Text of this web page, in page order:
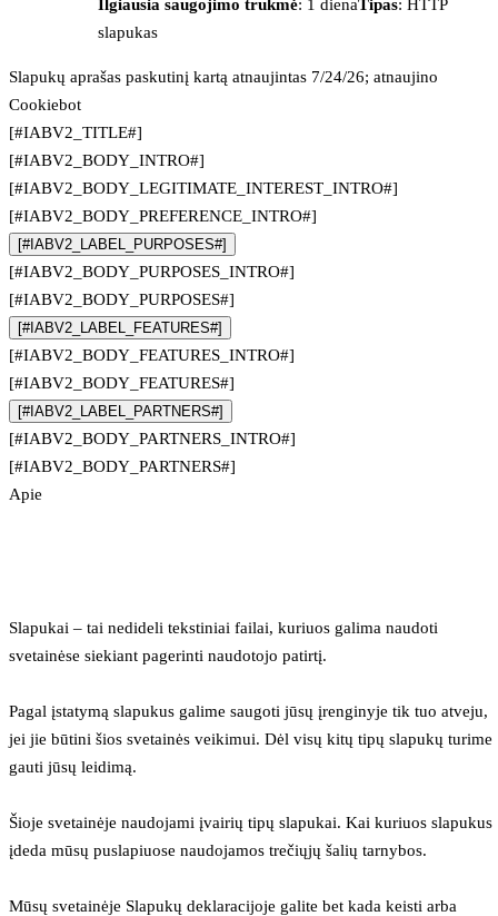
Ilgiausia saugojimo trukmė: 1 dienaTipas: HTTP
slapukas
Slapukų aprašas paskutinį kartą atnaujintas 7/24/26; atnaujino
Cookiebot
[#IABV2_TITLE#]
[#IABV2_BODY_INTRO#]
[#IABV2_BODY_LEGITIMATE_INTEREST_INTRO#]
[#IABV2_BODY_PREFERENCE_INTRO#]
[#IABV2_LABEL_PURPOSES#]
[#IABV2_BODY_PURPOSES_INTRO#]
[#IABV2_BODY_PURPOSES#]
[#IABV2_LABEL_FEATURES#]
[#IABV2_BODY_FEATURES_INTRO#]
[#IABV2_BODY_FEATURES#]
[#IABV2_LABEL_PARTNERS#]
[#IABV2_BODY_PARTNERS_INTRO#]
[#IABV2_BODY_PARTNERS#]
Apie
Slapukai – tai nedideli tekstiniai failai, kuriuos galima naudoti
svetainėse siekiant pagerinti naudotojo patirtį.
Pagal įstatymą slapukus galime saugoti jūsų įrenginyje tik tuo atveju,
jei jie būtini šios svetainės veikimui. Dėl visų kitų tipų slapukų turime
gauti jūsų leidimą.
Šioje svetainėje naudojami įvairių tipų slapukai. Kai kuriuos slapukus
įdeda mūsų puslapiuose naudojamos trečiųjų šalių tarnybos.
Mūsų svetainėje Slapukų deklaracijoje galite bet kada keisti arba